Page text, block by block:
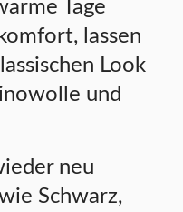
Tage
lassen
Look
und
neu
Schwarz,